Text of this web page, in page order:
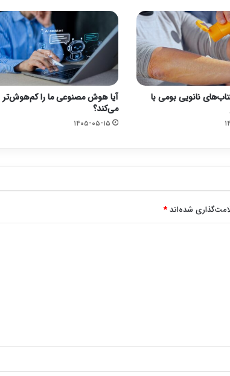
نانویی بومی با
آیا هوش مصنوعی ما را کم‌هوش‌تر
می‌کند؟
۱۴۰۵-۰۵-۱۵
شده‌اند*